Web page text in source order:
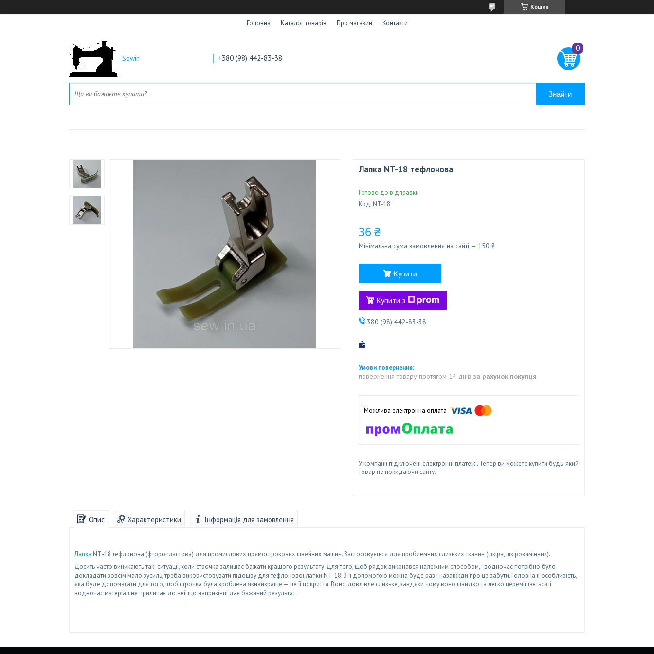
Кошик
Головна Каталог товарів Про магазин Контакти
Sewin +380 (98) 442-83-38
Знайти
Лапка NT-18 тефлонова
Готово до відправки
Код: NT-18
36 ₴
Мінімальна сума замовлення на сайті — 150 ₴
Купити
Купити з
+380 (98) 442-83-38
повернення товару протягом 14 днів за рахунок покупця
У компанії підключені електронні платежі. Тепер ви можете купити будь-який
товар не покидаючи сайту.
Опис Характеристики Інформація для замовлення
Лапка NТ-18 тефлонова (фторопластова) для промислових прямострокових швейних машин. Застосовується для проблемних слизьких тканин (шкіра, шкірозамінник).
Досить часто виникають такі ситуації, коли строчка залишає бажати кращого результату. Для того, щоб рядок виконався належним способом, і водночас потрібно було
докладати зовсім мало зусиль, треба використовувати підошву для тефлонової лапки NT-18. З її допомогою можна буде раз і назавжди про це забути. Головна її особливість,
яка буде допомагати для того, щоб строчка була зроблена якнайкраще — це її покриття. Воно довлівле слизьке, завдяки чому воно швидко та легко переміщається, і
водночас матеріал не прилипає до неї, що наприкінці дає бажаний результат.